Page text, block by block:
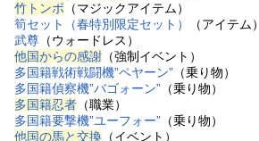
竹トンボ （マジックアイテム）
筍セット（春特別限定セット）
（アイテム）
武尊 （ウォードレス）
他国からの感謝 （強制イベント）
多国籍戦術戦闘機”ペヤーン” （乗り物）
多国籍偵察機”バゴォーン” （乗り物）
多国籍忍者 （職業）
多国籍要撃機”ユーフォー” （乗り物）
他国の馬と交換 （イベント）